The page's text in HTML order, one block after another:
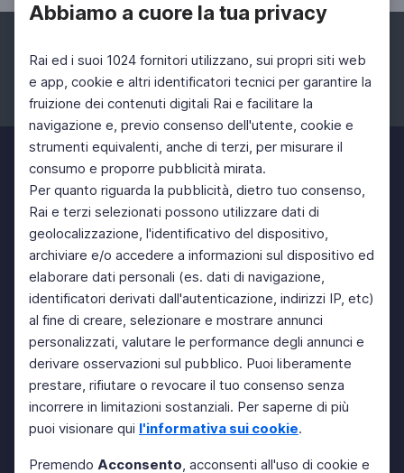
Abbiamo a cuore la tua privacy
Rai ed i suoi 1024 fornitori utilizzano, sui propri siti web
e app, cookie e altri identificatori tecnici per garantire la
fruizione dei contenuti digitali Rai e facilitare la
navigazione e, previo consenso dell'utente, cookie e
strumenti equivalenti, anche di terzi, per misurare il
consumo e proporre pubblicità mirata.
Per quanto riguarda la pubblicità, dietro tuo consenso,
Rai e terzi selezionati possono utilizzare dati di
geolocalizzazione, l'identificativo del dispositivo,
archiviare e/o accedere a informazioni sul dispositivo ed
elaborare dati personali (es. dati di navigazione,
identificatori derivati dall'autenticazione, indirizzi IP, etc)
al fine di creare, selezionare e mostrare annunci
personalizzati, valutare le performance degli annunci e
derivare osservazioni sul pubblico. Puoi liberamente
prestare, rifiutare o revocare il tuo consenso senza
incorrere in limitazioni sostanziali. Per saperne di più
puoi visionare qui l'informativa sui cookie.
Premendo Acconsento, acconsenti all'uso di cookie e
Facebook Instagram Twitter